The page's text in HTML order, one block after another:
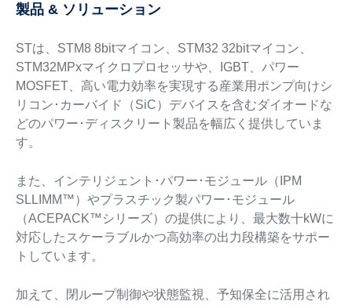
製品 & ソリューション
STは、STM8 8bitマイコン、STM32 32bitマイコン、
STM32MPxマイクロプロセッサや、IGBT、パワー
MOSFET、高い電力効率を実現する産業用ポンプ向けシ
リコン･カーバイド（SiC）デバイスを含むダイオードな
どのパワー･ディスクリート製品を幅広く提供していま
す。
また、インテリジェント･パワー･モジュール（IPM
SLLIMM™）やプラスチック製パワー･モジュール
（ACEPACK™シリーズ）の提供により、最大数十kWに
対応したスケーラブルかつ高効率の出力段構築をサポー
トしています。
加えて、閉ループ制御や状態監視、予知保全に活用され